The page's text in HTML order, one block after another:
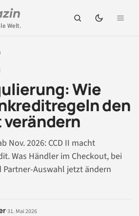
Welt.
Wie
den
Nov. 2026: CCD II macht
Was Händler im Checkout, bei
Auswahl jetzt ändern
·31. Mai 2026